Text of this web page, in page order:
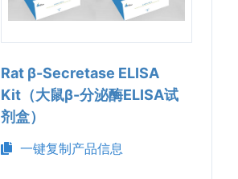
Rat β-Secretase ELISA
Kit（大鼠β-分泌酶ELISA试
剂盒）
一键复制产品信息